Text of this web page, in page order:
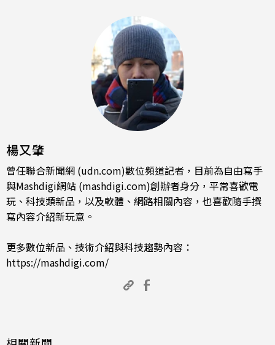
楊又肇
曾任聯合新聞網 (udn.com)數位頻道記者，目前為自由寫手
與Mashdigi網站 (mashdigi.com)創辦者身分，平常喜歡電
玩、科技類新品，以及軟體、網路相關內容，也喜歡隨手撰
寫內容介紹新玩意。
更多數位新品、技術介紹與科技趨勢內容：
https://mashdigi.com/